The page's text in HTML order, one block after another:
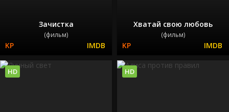
Зачистка
(фильм)
Хватай свою любовь
(фильм)
HD HD